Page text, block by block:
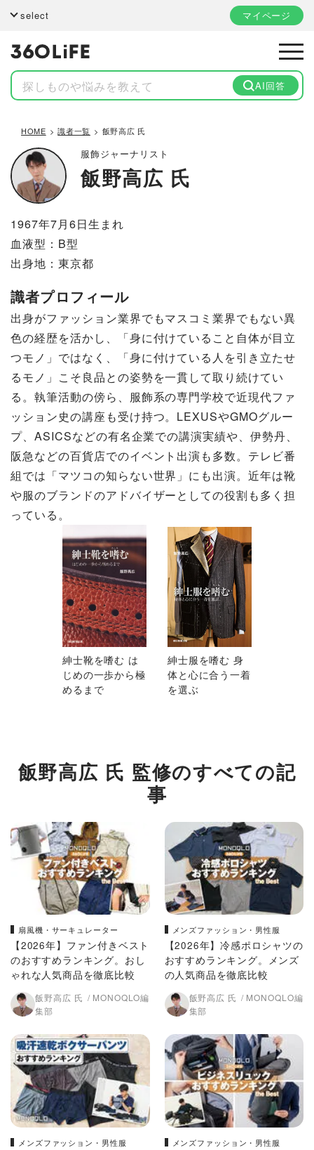
select マイページ
AI回答
HOME 識者一覧 飯野高広 氏
服飾ジャーナリスト
飯野高広 氏
1967年7月6日生まれ
血液型：B型
出身地：東京都
識者プロフィール
出身がファッション業界でもマスコミ業界でもない異
色の経歴を活かし、「身に付けていること自体が目立
つモノ」ではなく、「身に付けている人を引き立たせ
るモノ」こそ良品との姿勢を一貫して取り続けてい
る。執筆活動の傍ら、服飾系の専門学校で近現代ファ
ッション史の講座も受け持つ。LEXUSやGMOグルー
プ、ASICSなどの有名企業での講演実績や、伊勢丹、
阪急などの百貨店でのイベント出演も多数。テレビ番
組では「マツコの知らない世界」にも出演。近年は靴
や服のブランドのアドバイザーとしての役割も多く担
っている。
紳士靴を嗜む は
じめの一歩から極
めるまで
紳士服を嗜む 身
体と心に合う一着
を選ぶ
飯野高広 氏 監修のすべての記
事
扇風機・サーキュレーター
【2026年】ファン付きベスト
のおすすめランキング。おし
ゃれな人気商品を徹底比較
飯野高広 氏
MONOQLO編
集部
メンズファッション・男性服
【2026年】冷感ポロシャツの
おすすめランキング。メンズ
の人気商品を徹底比較
飯野高広 氏
MONOQLO編
集部
メンズファッション・男性服 メンズファッション・男性服